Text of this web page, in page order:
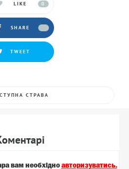
LIKE 0
SHARE
TWEET
СТРАВА
вам необхiдно авторизуватись.